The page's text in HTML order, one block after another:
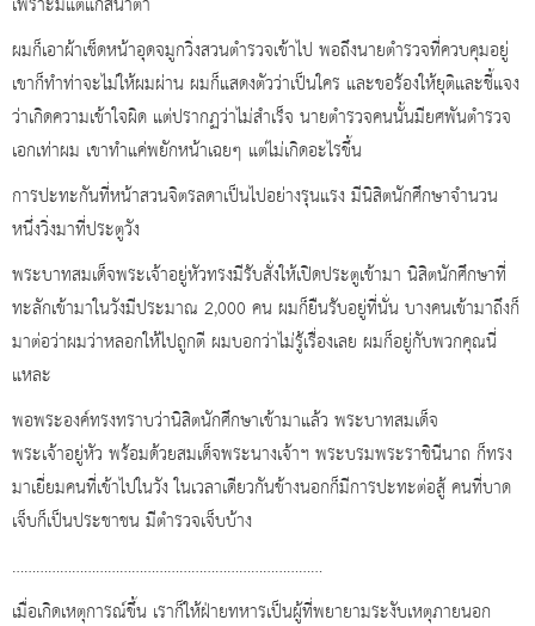
ผมก็เอาผ้าเช็ดหน้าอุดจมูกวิ่งสวนตำรวจเข้าไป พอถึงนายตำรวจที่ควบคุมอยู่
เขาก็ทำท่าจะไม่ให้ผมผ่าน ผมก็แสดงตัวว่าเป็นใคร และขอร้องให้ยุติและชี้แจง
ว่าเกิดความเข้าใจผิด แต่ปรากฏว่าไม่สำเร็จ นายตำรวจคนนั้นมียศพันตำรวจ
เอกเท่าผม เขาทำแค่พยักหน้าเฉยๆ แต่ไม่เกิดอะไรขึ้น
การปะทะกันที่หน้าสวนจิตรลดาเป็นไปอย่างรุนแรง มีนิสิตนักศึกษาจำนวน
หนึ่งวิ่งมาที่ประตูวัง
พระบาทสมเด็จพระเจ้าอยู่หัวทรงมีรับสั่งให้เปิดประตูเข้ามา นิสิตนักศึกษาที่
ทะลักเข้ามาในวังมีประมาณ 2,000 คน ผมก็ยืนรับอยู่ที่นั่น บางคนเข้ามาถึงก็
มาต่อว่าผมว่าหลอกให้ไปถูกตี ผมบอกว่าไม่รู้เรื่องเลย ผมก็อยู่กับพวกคุณนี่
แหละ
พอพระองค์ทรงทราบว่านิสิตนักศึกษาเข้ามาแล้ว พระบาทสมเด็จ
พระเจ้าอยู่หัว พร้อมด้วยสมเด็จพระนางเจ้าฯ พระบรมพระราชินีนาถ ก็ทรง
มาเยี่ยมคนที่เข้าไปในวัง ในเวลาเดียวกันข้างนอกก็มีการปะทะต่อสู้ คนที่บาด
เจ็บก็เป็นประชาชน มีตำรวจเจ็บบ้าง
……………………………………………………………………
เมื่อเกิดเหตุการณ์ขึ้น เราก็ให้ฝ่ายทหารเป็นผู้ที่พยายามระงับเหตุภายนอก